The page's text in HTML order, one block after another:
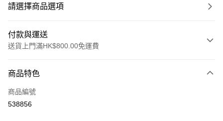
請選擇商品選項
付款與運送
送貨上門滿HK$800.00免運費
信用卡
Apple Pay
商品特色
商品編號
538856